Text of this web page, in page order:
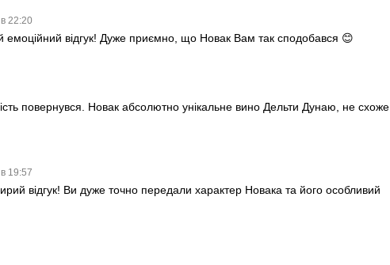
22:20
емоційний відгук! Дуже приємно, що Новак Вам так сподобався 😊
повернувся. Новак абсолютно унікальне вино Дельти Дунаю, не схоже
19:57
відгук! Ви дуже точно передали характер Новака та його особливий